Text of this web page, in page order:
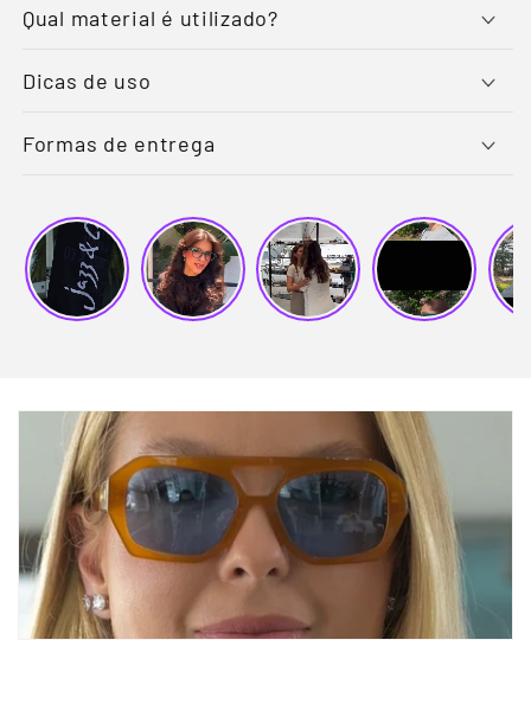
Qual material é utilizado?
Dicas de uso
Formas de entrega